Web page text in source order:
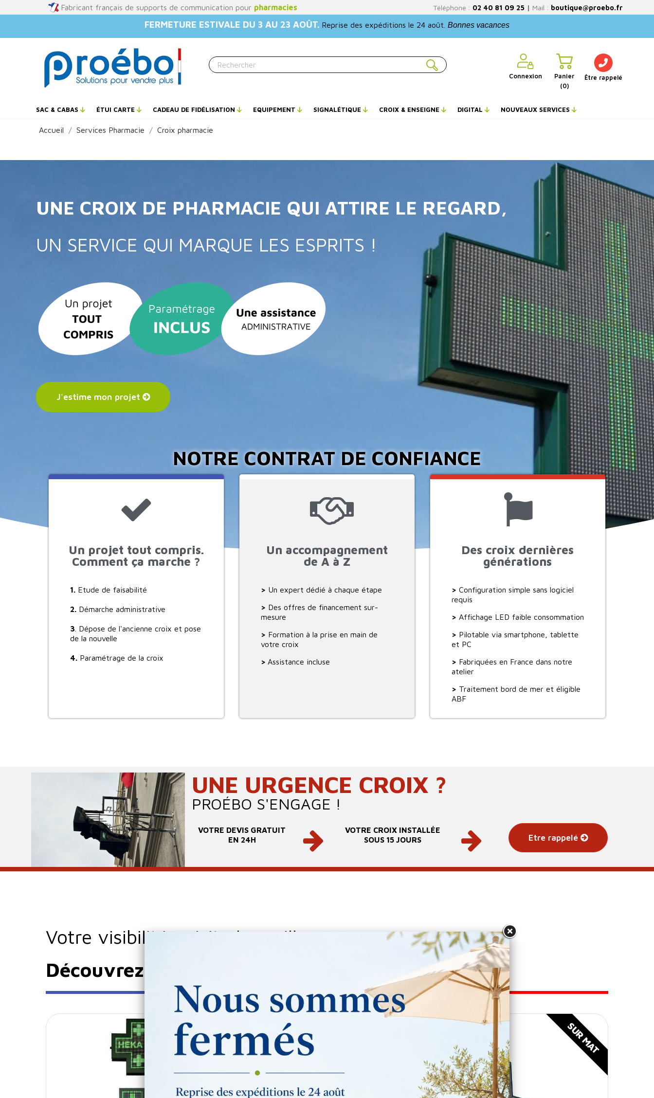
Fabricant français de supports de communication pour pharmacies Téléphone : 02 40 81 09 25 | Mail : boutique@proebo.fr
FERMETURE ESTIVALE DU 3 AU 23 AOÛT. Reprise des expéditions le 24 août. Bonnes vacances
Connexion
Panier
(0)
Être rappelé
SAC & CABAS ÉTUI CARTE CADEAU DE FIDÉLISATION EQUIPEMENT SIGNALÉTIQUE CROIX & ENSEIGNE DIGITAL NOUVEAUX SERVICES
Accueil Services Pharmacie Croix pharmacie
UNE CROIX DE PHARMACIE QUI ATTIRE LE REGARD,
UN SERVICE QUI MARQUE LES ESPRITS !
J'estime mon projet
NOTRE CONTRAT DE CONFIANCE
Un projet tout compris.
Comment ça marche ?
1.Etude de faisabilité
2.Démarche administrative
3 . Dépose de l'ancienne croix et pose
de la nouvelle
4.Paramétrage de la croix
Un accompagnement
de A à Z
> Un expert dédié à chaque étape
> Des offres de financement sur-
mesure
> Formation à la prise en main de
votre croix
> Assistance incluse
Des croix dernières
générations
> Configuration simple sans logiciel
requis
> Affichage LED faible consommation
> Pilotable via smartphone, tablette
et PC
> Fabriquées en France dans notre
atelier
> Traitement bord de mer et éligible
ABF
UNE URGENCE CROIX ?
PROÉBO S'ENGAGE !
VOTRE DEVIS GRATUIT
EN 24H
VOTRE CROIX INSTALLÉE
SOUS 15 JOURS
Etre rappelé
Votre visibilité mérite le meilleur.
Découvrez nos croix de fabrication française !
3 TAILLES SUR MAT